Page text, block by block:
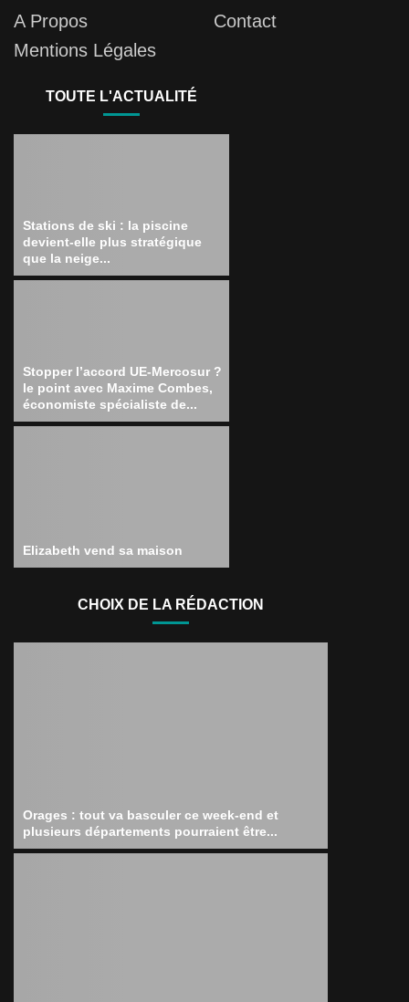
A Propos
Contact
Mentions Légales
TOUTE L'ACTUALITÉ
Stations de ski : la piscine
devient-elle plus stratégique
que la neige...
Stopper l’accord UE-Mercosur ?
le point avec Maxime Combes,
économiste spécialiste de...
Elizabeth vend sa maison
CHOIX DE LA RÉDACTION
Orages : tout va basculer ce week-end et
plusieurs départements pourraient être...